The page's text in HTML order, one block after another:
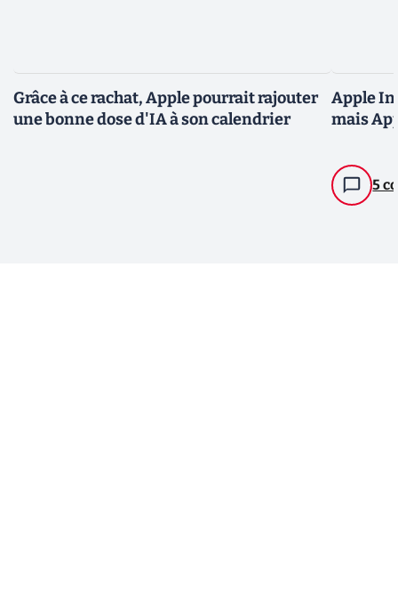
Grâce à ce rachat, Apple pourrait rajouter
une bonne dose d'IA à son calendrier
Apple
mais
5